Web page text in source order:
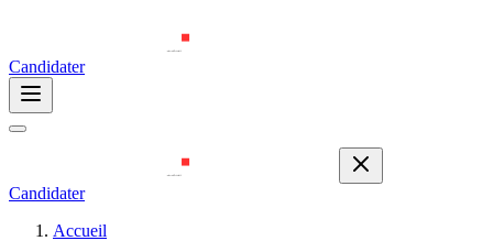
Candidater
Candidater
Accueil